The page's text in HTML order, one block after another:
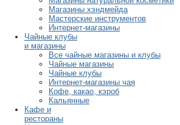
Магазины хэндмейда
Мастерские инструментов
Интернет-магазины
Чайные клубы
и магазины
Все чайные магазины и клубы
Чайные магазины
Чайные клубы
Интернет-магазины чая
Кофе, какао, кэроб
Кальянные
Кафе и
рестораны